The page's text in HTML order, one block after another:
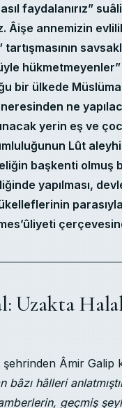
faydalanırız”
Âişe annemizin
bir ülkede
ne
yerin eş ve
Lût
başkenti olmuş
yapılması,
Uzakta
şehrinden Âmir
hâlleri
geçmiş